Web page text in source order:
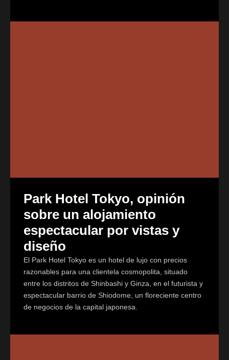
Park Hotel Tokyo, opinión
sobre un alojamiento
espectacular por vistas y
diseño
El Park Hotel Tokyo es un hotel de lujo con precios
razonables para una clientela cosmopolita, situado
entre los distritos de Shinbashi y Ginza, en el futurista y
espectacular barrio de Shiodome, un floreciente centro
de negocios de la capital japonesa.